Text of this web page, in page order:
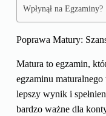
Wpłynął na Egzaminy?
Poprawa Matury:
Matura to egzamin,
egzaminu
lepszy wynik i
bardzo ważne dla